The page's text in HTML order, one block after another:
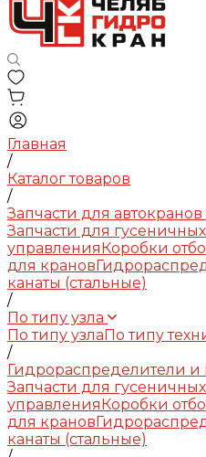
Главная
/
Каталог товаров
/
Запчасти для автокранов
Запчасти для
управленияКоробки
для кранов
канаты (стальные)
/
По типу узла
По типу узлаПо типу
/
Гидрораспределители
Запчасти для
управленияКоробки
для кранов
канаты (стальные)